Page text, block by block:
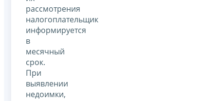
рассмотрения
налогоплательщик
информируется
в
месячный
срок.
При
выявлении
недоимки,